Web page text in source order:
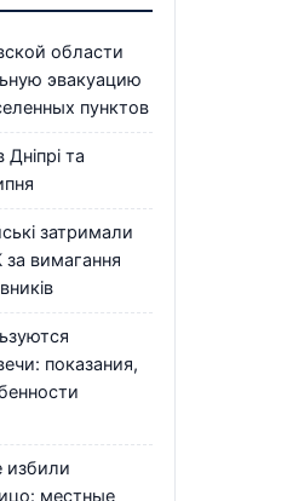
области
эвакуацию
пунктов
та
затримали
за вимагання
показания,
избили
местные